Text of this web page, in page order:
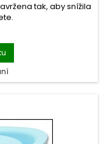
tak, aby snížila